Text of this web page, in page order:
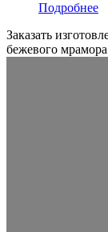
Подробнее
Заказать
бежевого